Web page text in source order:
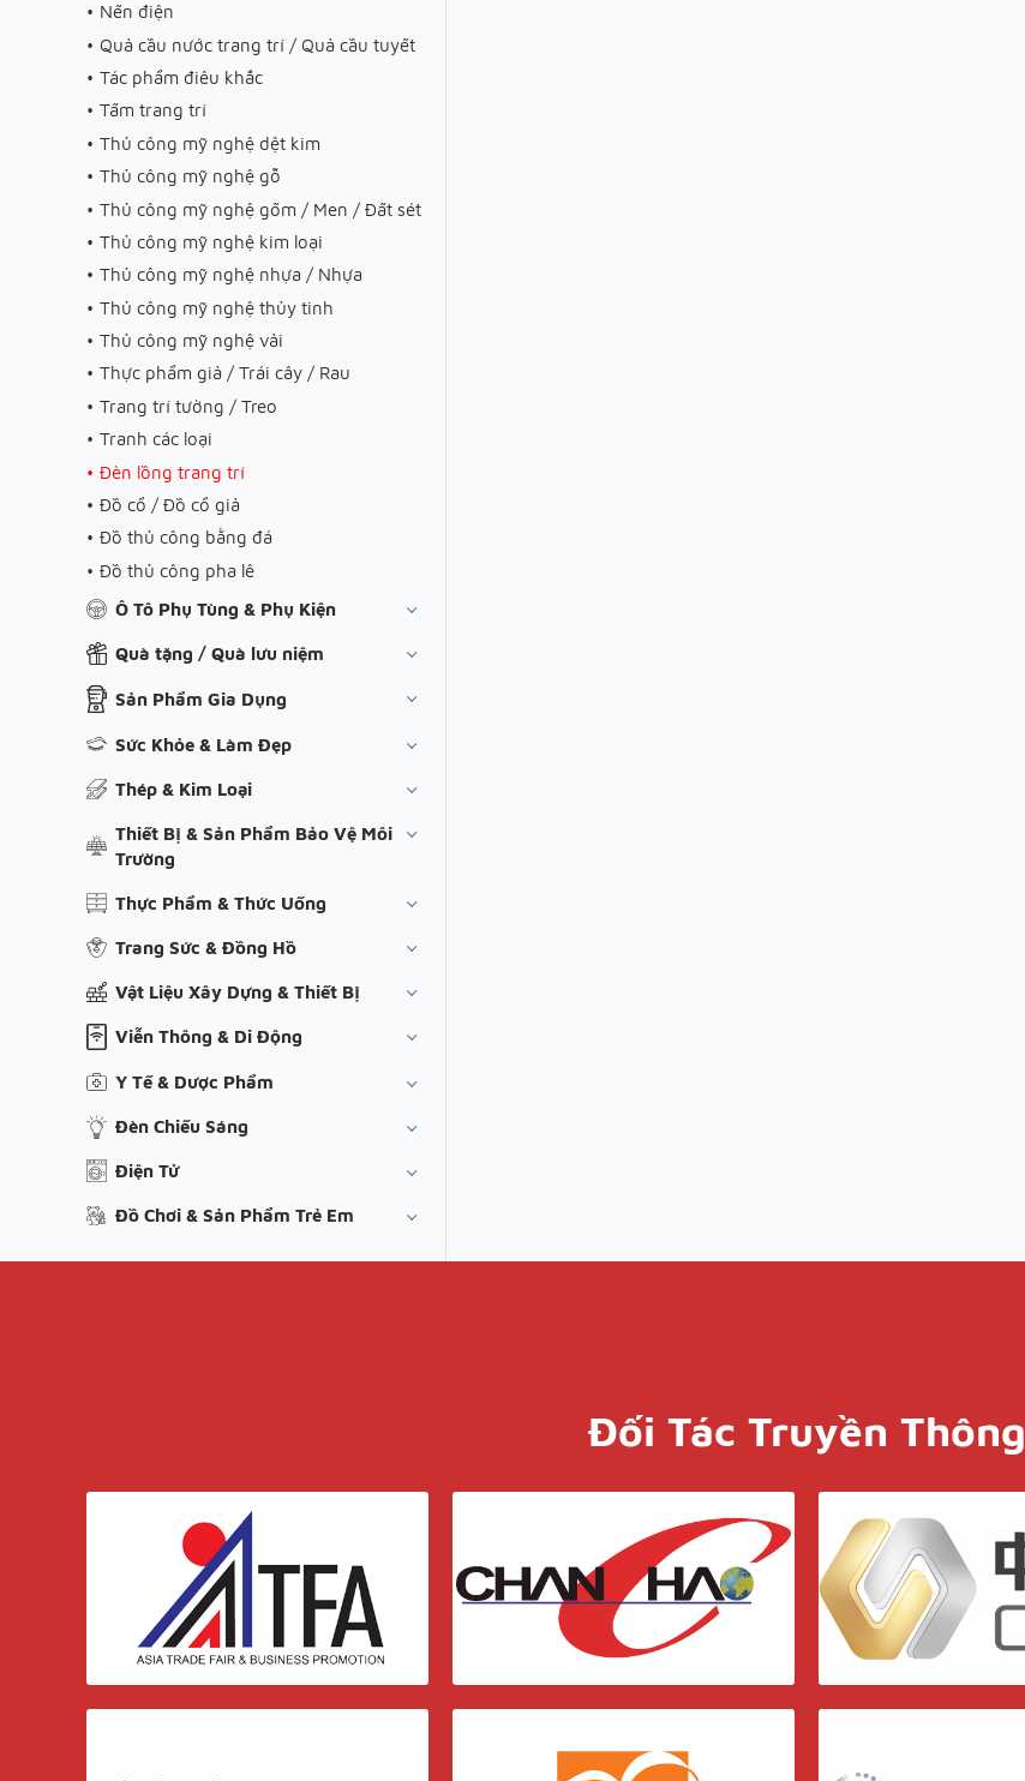
Nến điện
Quả cầu nước trang trí / Quả cầu tuyết
Tác phẩm điêu khắc
Tấm trang trí
Thủ công mỹ nghệ dệt kim
Thủ công mỹ nghệ gỗ
Thủ công mỹ nghệ gốm / Men / Đất sét
Thủ công mỹ nghệ kim loại
Thủ công mỹ nghệ nhựa / Nhựa
Thủ công mỹ nghệ thủy tinh
Thủ công mỹ nghệ vải
Thực phẩm giả / Trái cây / Rau
Trang trí tường / Treo
Tranh các loại
Đèn lồng trang trí
Đồ cổ / Đồ cổ giả
Đồ thủ công bằng đá
Đồ thủ công pha lê
Ô Tô Phụ Tùng & Phụ Kiện
Quà tặng / Quà lưu niệm
Sản Phẩm Gia Dụng
Sức Khỏe & Làm Đẹp
Thép & Kim Loại
Thiết Bị & Sản Phẩm Bảo Vệ Môi
Trường
Thực Phẩm & Thức Uống
Trang Sức & Đồng Hồ
Vật Liệu Xây Dựng & Thiết Bị
Viễn Thông & Di Động
Y Tế & Dược Phẩm
Đèn Chiếu Sáng
Điện Tử
Đồ Chơi & Sản Phẩm Trẻ Em
Đối Tác Truyền Thông